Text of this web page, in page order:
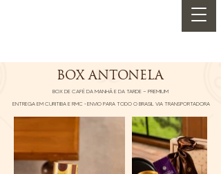
BOX ANTONELA
BOX DE CAFÉ DA MANHÃ E DA TARDE — PREMIUM
ENTREGA EM CURITIBA E RMC • ENVIO PARA TODO O BRASIL VIA TRANSPORTADORA